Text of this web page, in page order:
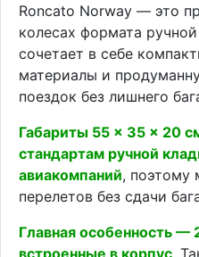
Roncato Norway — это
колесах формата
сочетает в себе
материалы и
поездок без лишнего
Габариты 55 × 35 × 20
стандартам ручной
авиакомпаний, поэтому
перелетов без сдачи
Главная особенность —
встроенные в корпус .